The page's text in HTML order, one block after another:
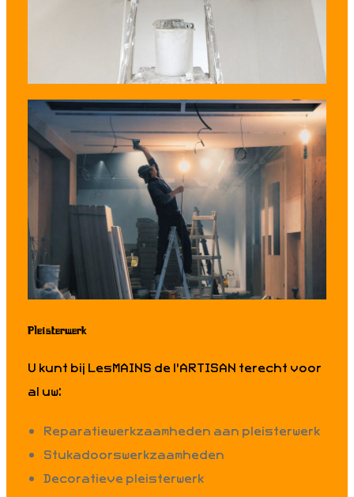
Pleisterwerk
U kunt bij LesMAINS de l’ARTISAN terecht voor
al uw:
Reparatiewerkzaamheden aan pleisterwerk
Stukadoorswerkzaamheden
Decoratieve pleisterwerk